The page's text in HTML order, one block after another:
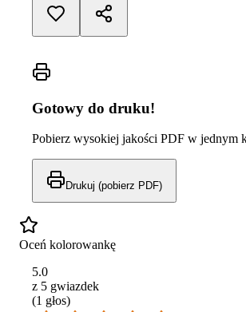
Gotowy do druku!
Pobierz wysokiej jakości PDF w jednym
Drukuj (pobierz PDF)
Oceń kolorowankę
5.0
z 5 gwiazdek
(1 głos)